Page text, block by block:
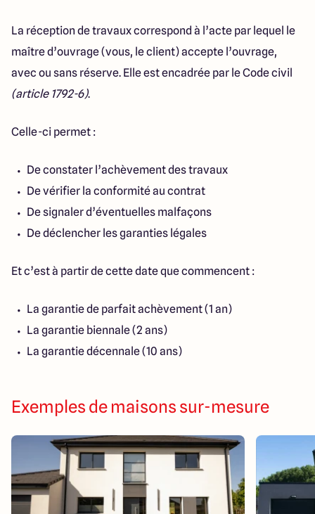
La réception de travaux correspond à l’acte par lequel le
maître d’ouvrage (vous, le client) accepte l’ouvrage,
avec ou sans réserve. Elle est encadrée par le Code civil
(article 1792-6).
Celle-ci permet :
De constater l’achèvement des travaux
De vérifier la conformité au contrat
De signaler d’éventuelles malfaçons
De déclencher les garanties légales
Et c’est à partir de cette date que commencent :
La garantie de parfait achèvement (1 an)
La garantie biennale (2 ans)
La garantie décennale (10 ans)
Exemples de maisons sur-mesure